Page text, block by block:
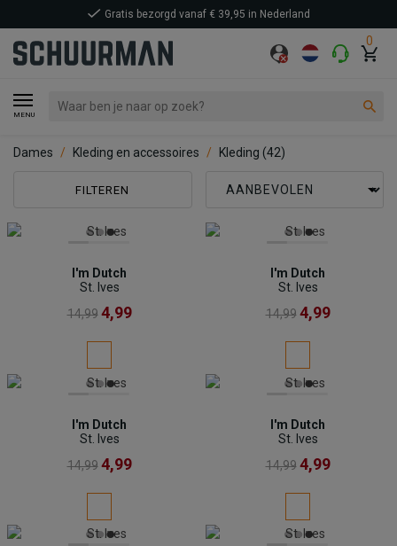
0
MENU
Gratis bezorgd vanaf € 39,95 in Nederland
Dames Kleding en accessoires Kleding (42)
FILTEREN
I'm Dutch
St. Ives
14,99 4,99
I'm Dutch
St. Ives
14,99 4,99
I'm Dutch
St. Ives
14,99 4,99
I'm Dutch
St. Ives
14,99 4,99